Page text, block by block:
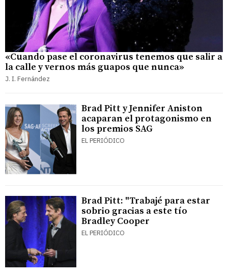
«Cuando pase el coronavirus tenemos que salir a
la calle y vernos más guapos que nunca»
J. I. Fernández
Brad Pitt y Jennifer Aniston
acaparan el protagonismo en
los premios SAG
EL PERIÓDICO
Brad Pitt: "Trabajé para estar
sobrio gracias a este tío
Bradley Cooper
EL PERIÓDICO